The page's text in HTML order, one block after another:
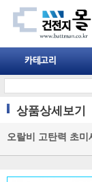
상품상세보기
오랄비 고탄력 초미